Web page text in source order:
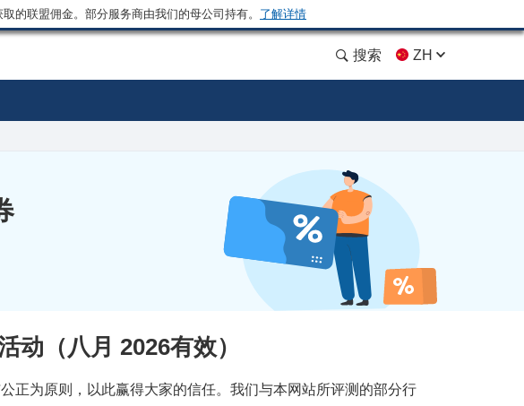
的联盟佣金。部分服务商由我们的母公司持有。 了解详情
搜索 ZH
（八月 2026有效）
正为原则，以此赢得大家的信任。我们与本网站所评测的部分行